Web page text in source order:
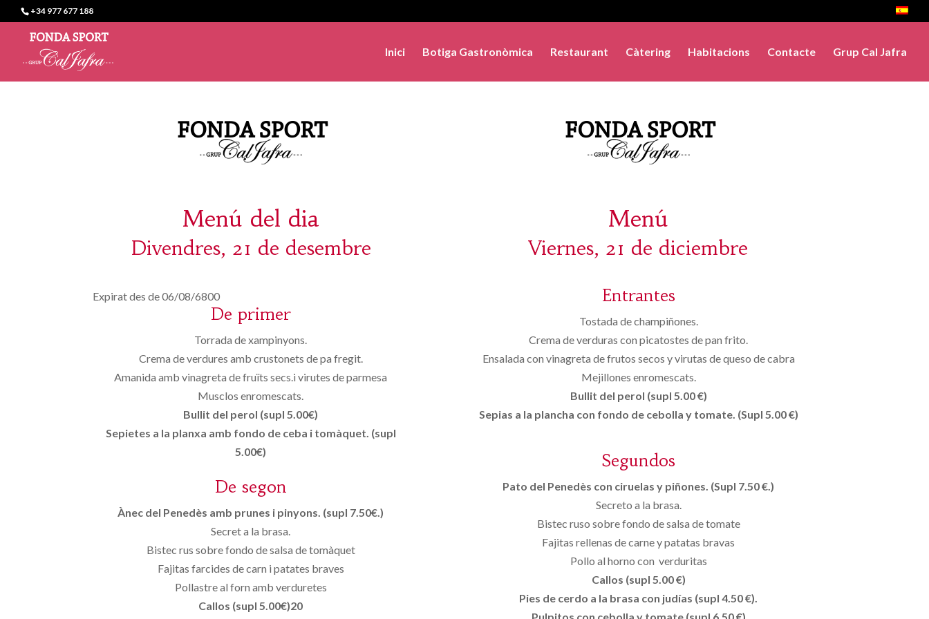
+34 977 677 188
Inici Botiga Gastronòmica Restaurant Càtering Habitacions Contacte Grup Cal Jafra
Menú del dia
Divendres, 21 de desembre
Expirat des de 06/08/6800
De primer
Torrada de xampinyons.
Crema de verdures amb crustonets de pa fregit.
Amanida amb vinagreta de fruïts secs.i virutes de parmesa
Musclos enromescats.
Bullit del perol (supl 5.00€)
Sepietes a la planxa amb fondo de ceba i tomàquet. (supl
5.00€)
De segon
Ànec del Penedès amb prunes i pinyons. (supl 7.50€.)
Secret a la brasa.
Bistec rus sobre fondo de salsa de tomàquet
Fajitas farcides de carn i patates braves
Pollastre al forn amb verduretes
Callos (supl 5.00€)20
Menú
Viernes, 21 de diciembre
Entrantes
Tostada de champiñones.
Crema de verduras con picatostes de pan frito.
Ensalada con vinagreta de frutos secos y virutas de queso de cabra
Mejillones enromescats.
Bullit del perol (supl 5.00 €)
Sepias a la plancha con fondo de cebolla y tomate. (Supl 5.00 €)
Segundos
Pato del Penedès con ciruelas y piñones. (Supl 7.50 €.)
Secreto a la brasa.
Bistec ruso sobre fondo de salsa de tomate
Fajitas rellenas de carne y patatas bravas
Pollo al horno con verduritas
Callos (supl 5.00 €)
Pies de cerdo a la brasa con judías (supl 4.50 €).